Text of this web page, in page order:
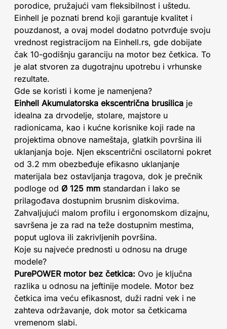
porodice, pružajući vam fleksibilnost i uštedu.
Einhell je poznati brend koji garantuje kvalitet i
pouzdanost, a ovaj model dodatno potvrđuje svoju
vrednost registracijom na Einhell.rs, gde dobijate
čak 10-godišnju garanciju na motor bez četkica. To
je alat stvoren za dugotrajnu upotrebu i vrhunske
rezultate.
Gde se koristi i kome je namenjena?
Einhell Akumulatorska ekscentrična brusilica je
idealna za drvodelje, stolare, majstore u
radionicama, kao i kućne korisnike koji rade na
projektima obnove nameštaja, glatkih površina ili
uklanjanja boje. Njen ekscentrični oscilatorni pokret
od 3.2 mm obezbeđuje efikasno uklanjanje
materijala bez ostavljanja tragova, dok je prečnik
podloge od Ø 125 mm standardan i lako se
prilagođava dostupnim brusnim diskovima.
Zahvaljujući malom profilu i ergonomskom dizajnu,
savršena je za rad na teže dostupnim mestima,
poput uglova ili zakrivljenih površina.
Koje su najveće prednosti u odnosu na druge
modele?
PurePOWER motor bez četkica: Ovo je ključna
razlika u odnosu na jeftinije modele. Motor bez
četkica ima veću efikasnost, duži radni vek i ne
zahteva održavanje, dok motor sa četkicama
vremenom slabi.